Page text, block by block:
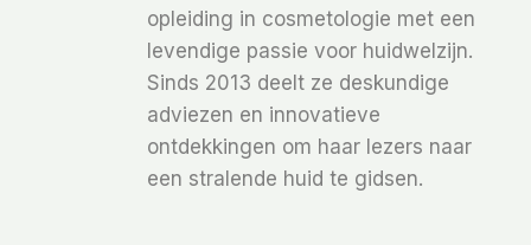
opleiding in cosmetologie met een
levendige passie voor huidwelzijn.
Sinds 2013 deelt ze deskundige
adviezen en innovatieve
ontdekkingen om haar lezers naar
een stralende huid te gidsen.